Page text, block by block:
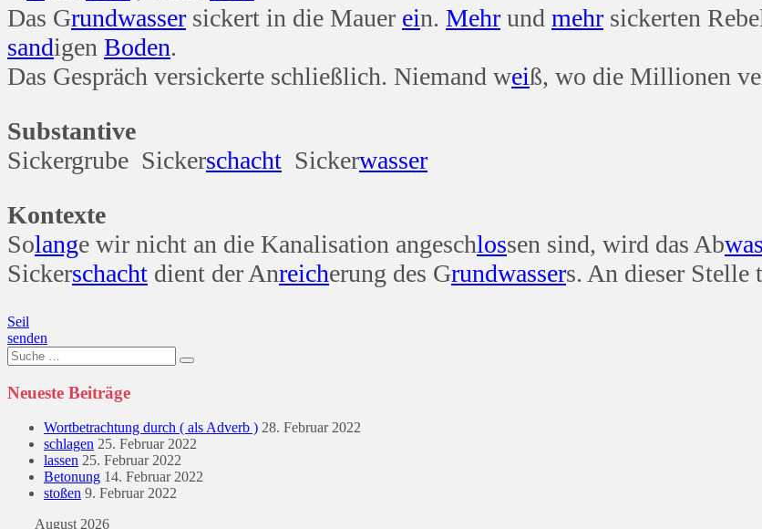
Das Grundwasser sickert in die Mauer ein. Mehr und mehr sickerten
sandigen Boden.
Das Gespräch versickerte schließlich. Niemand weiß, wo die Millionen
Substantive
Sickergrube Sickerschacht Sickerwasser
Kontexte
Solange wir nicht an die Kanalisation angeschlossen sind, wird das Ab
Sickerschacht dient der Anreicherung des Grundwassers. An dieser Stelle
Beitragsnavigation
Seil
senden
Suche
nach:
Neueste Beiträge
Wortbetrachtung durch ( als Adverb ) 28. Februar 2022
schlagen 25. Februar 2022
lassen 25. Februar 2022
Betonung 14. Februar 2022
stoßen 9. Februar 2022
August 2026